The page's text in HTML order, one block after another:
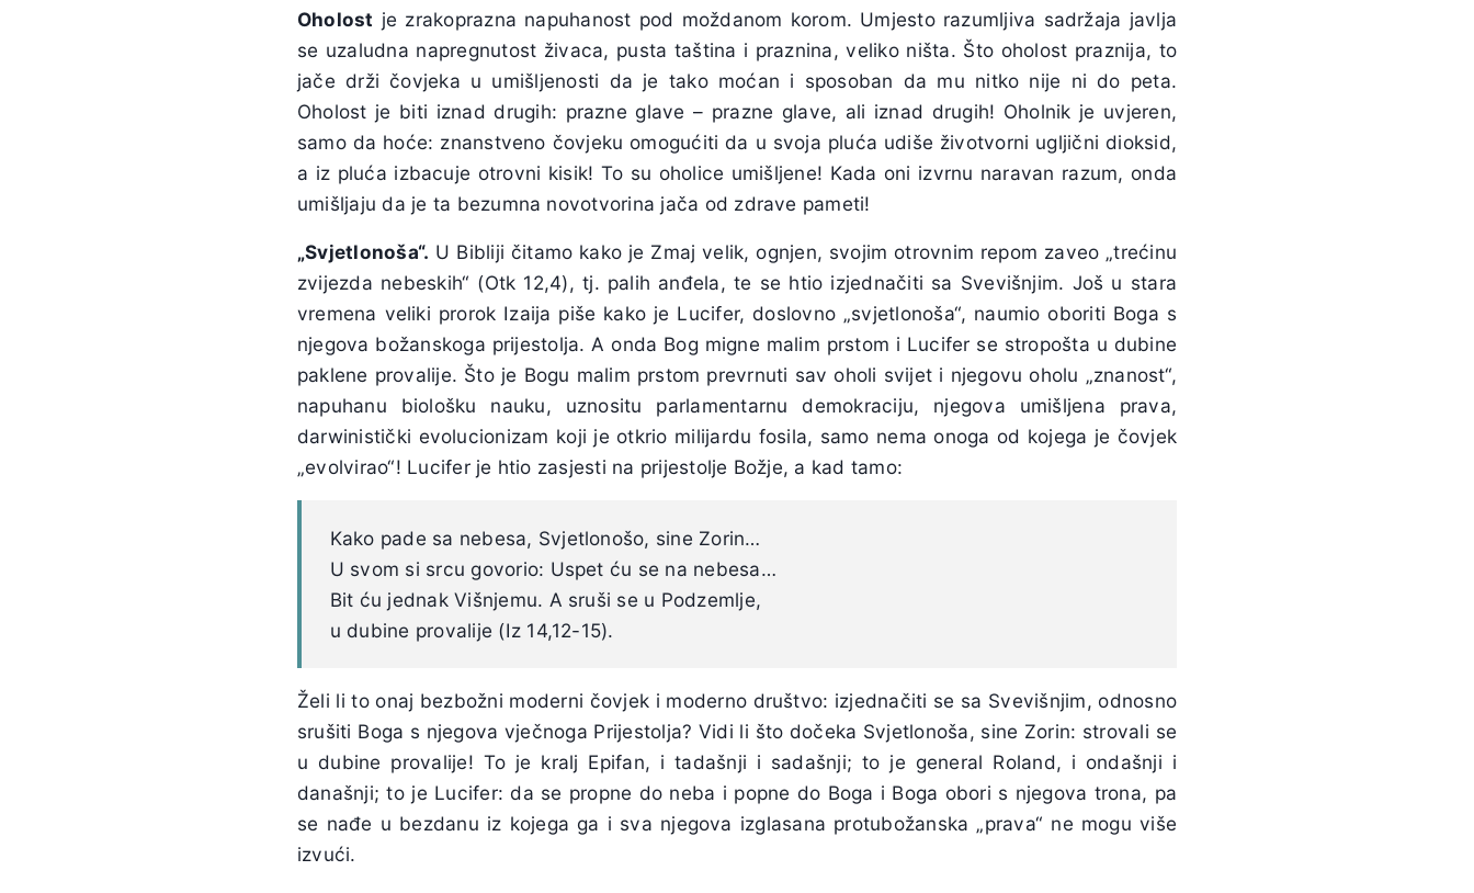
Oholost je zrakoprazna napuhanost pod moždanom korom. Umjesto razumljiva sadržaja javlja
se uzaludna napregnutost živaca, pusta taština i praznina, veliko ništa. Što oholost praznija, to
jače drži čovjeka u umišljenosti da je tako moćan i sposoban da mu nitko nije ni do peta.
Oholost je biti iznad drugih: prazne glave – prazne glave, ali iznad drugih! Oholnik je uvjeren,
samo da hoće: znanstveno čovjeku omogućiti da u svoja pluća udiše životvorni ugljični dioksid,
a iz pluća izbacuje otrovni kisik! To su oholice umišljene! Kada oni izvrnu naravan razum, onda
umišljaju da je ta bezumna novotvorina jača od zdrave pameti!
„Svjetlonoša“. U Bibliji čitamo kako je Zmaj velik, ognjen, svojim otrovnim repom zaveo „trećinu
zvijezda nebeskih“ (Otk 12,4), tj. palih anđela, te se htio izjednačiti sa Svevišnjim. Još u stara
vremena veliki prorok Izaija piše kako je Lucifer, doslovno „svjetlonoša“, naumio oboriti Boga s
njegova božanskoga prijestolja. A onda Bog migne malim prstom i Lucifer se stropošta u dubine
paklene provalije. Što je Bogu malim prstom prevrnuti sav oholi svijet i njegovu oholu „znanost“,
napuhanu biološku nauku, uznositu parlamentarnu demokraciju, njegova umišljena prava,
darwinistički evolucionizam koji je otkrio milijardu fosila, samo nema onoga od kojega je čovjek
„evolvirao“! Lucifer je htio zasjesti na prijestolje Božje, a kad tamo:
Kako pade sa nebesa, Svjetlonošo, sine Zorin…
U svom si srcu govorio: Uspet ću se na nebesa…
Bit ću jednak Višnjemu. A sruši se u Podzemlje,
u dubine provalije (Iz 14,12-15).
Želi li to onaj bezbožni moderni čovjek i moderno društvo: izjednačiti se sa Svevišnjim, odnosno
srušiti Boga s njegova vječnoga Prijestolja? Vidi li što dočeka Svjetlonoša, sine Zorin: strovali se
u dubine provalije! To je kralj Epifan, i tadašnji i sadašnji; to je general Roland, i ondašnji i
današnji; to je Lucifer: da se propne do neba i popne do Boga i Boga obori s njegova trona, pa
se nađe u bezdanu iz kojega ga i sva njegova izglasana protubožanska „prava“ ne mogu više
izvući.